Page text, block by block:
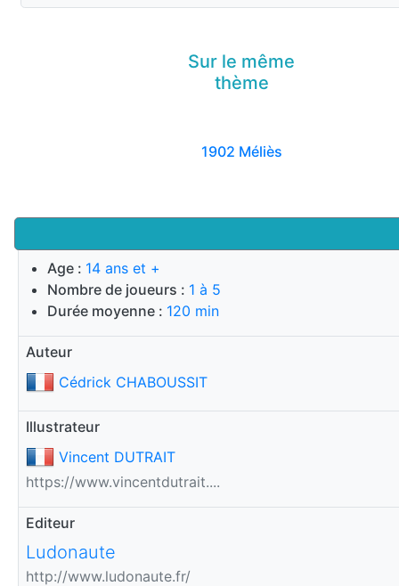
Age : 14 ans et +
Nombre de joueurs : 1 à 5
Durée moyenne : 120 min
Auteur
Cédrick CHABOUSSIT
Illustrateur
Vincent DUTRAIT
https://www.vincentdutrait....
Editeur
Ludonaute
http://www.ludonaute.fr/
Sur le même
thème
1902 Méliès